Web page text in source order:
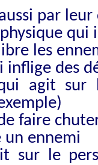
par
qui
les
des
agit sur
faire
un ennemi
sur le